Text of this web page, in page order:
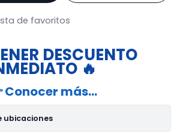
de favoritos
DESCUENTO
🔥
Conocer más…
ubicaciones